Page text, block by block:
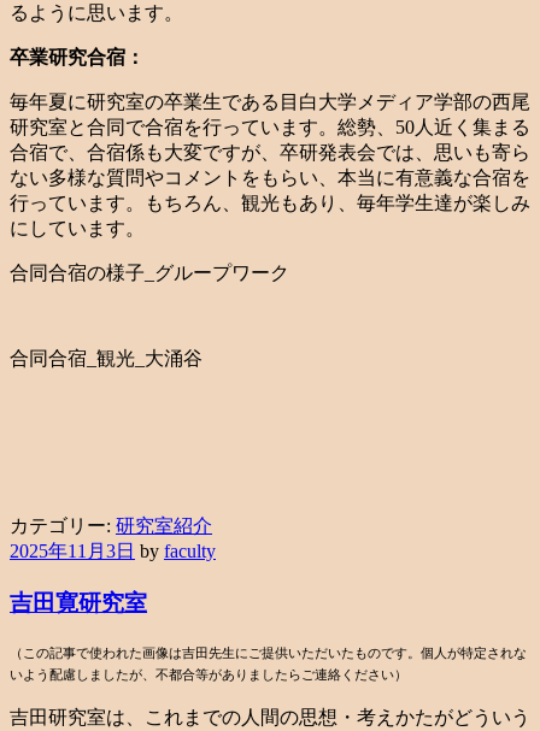
るように思います。
卒業研究合宿：
毎年夏に研究室の卒業生である目白大学メディア学部の西尾
研究室と合同で合宿を行っています。総勢、50人近く集まる
合宿で、合宿係も大変ですが、卒研発表会では、思いも寄ら
ない多様な質問やコメントをもらい、本当に有意義な合宿を
行っています。もちろん、観光もあり、毎年学生達が楽しみ
にしています。
合同合宿の様子_グループワーク
合同合宿_観光_大涌谷
カテゴリー: 研究室紹介
2025年11月3日 by faculty
吉田寛研究室
（この記事で使われた画像は吉田先生にご提供いただいたものです。個人が特定されな
いよう配慮しましたが、不都合等がありましたらご連絡ください）
吉田研究室は、これまでの人間の思想・考えかたがどういう